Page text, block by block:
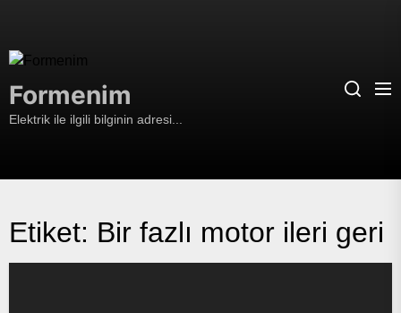
the
Formenim
Elektrik ile ilgili bilginin adresi...
Etiket: Bir fazlı motor ileri geri